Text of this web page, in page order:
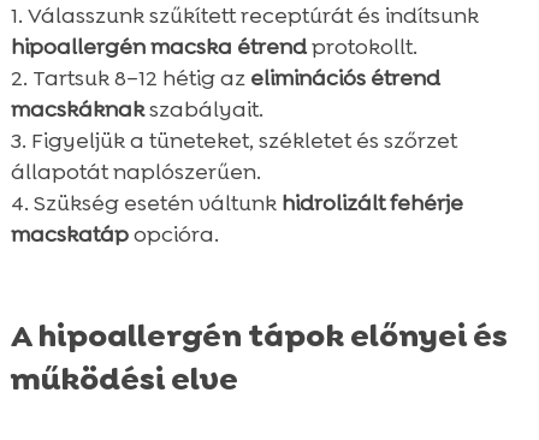
Válasszunk szűkített receptúrát és indítsunk
hipoallergén macska étrendprotokollt.
Tartsuk 8–12 hétig az eliminációs étrend
macskáknakszabályait.
Figyeljük a tüneteket, székletet és szőrzet
állapotát naplószerűen.
Szükség esetén váltunk hidrolizált fehérje
macskatápopcióra.
A hipoallergén tápok előnyei és
működési elve